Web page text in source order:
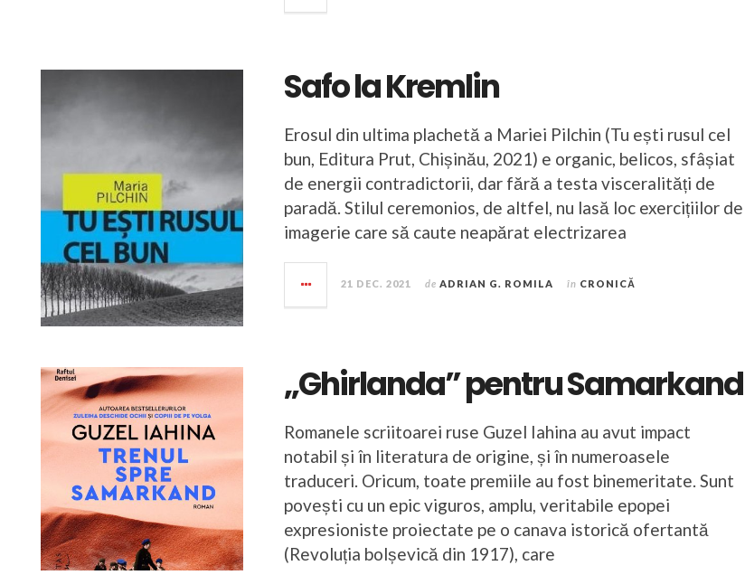
Safo la Kremlin
Erosul din ultima plachetă a Mariei Pilchin (Tu ești rusul cel
bun, Editura Prut, Chișinău, 2021) e organic, belicos, sfâșiat
de energii contradictorii, dar fără a testa visceralități de
paradă. Stilul ceremonios, de altfel, nu lasă loc exercițiilor de
imagerie care să caute neapărat electrizarea
21 DEC. 2021 de ADRIAN G. ROMILA în CRONICĂ
„Ghirlanda” pentru Samarkand
Romanele scriitoarei ruse Guzel Iahina au avut impact
notabil și în literatura de origine, și în numeroasele
traduceri. Oricum, toate premiile au fost binemeritate. Sunt
povești cu un epic viguros, amplu, veritabile epopei
expresioniste proiectate pe o canava istorică ofertantă
(Revoluția bolșevică din 1917), care